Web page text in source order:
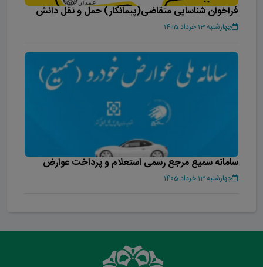
فراخوان شناسایی متقاضی(پیمانکار) حمل و نقل دانش
آموزان شهر محلات
چهارشنبه 13 خرداد 1405
سامانه سمیع مرجع رسمی استعلام و پرداخت عوارض
خودرو در کشور
چهارشنبه 13 خرداد 1405